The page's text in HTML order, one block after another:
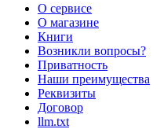
О сервисе
О магазине
Книги
Возникли вопросы?
Приватность
Наши преимущества
Реквизиты
Договор
llm.txt